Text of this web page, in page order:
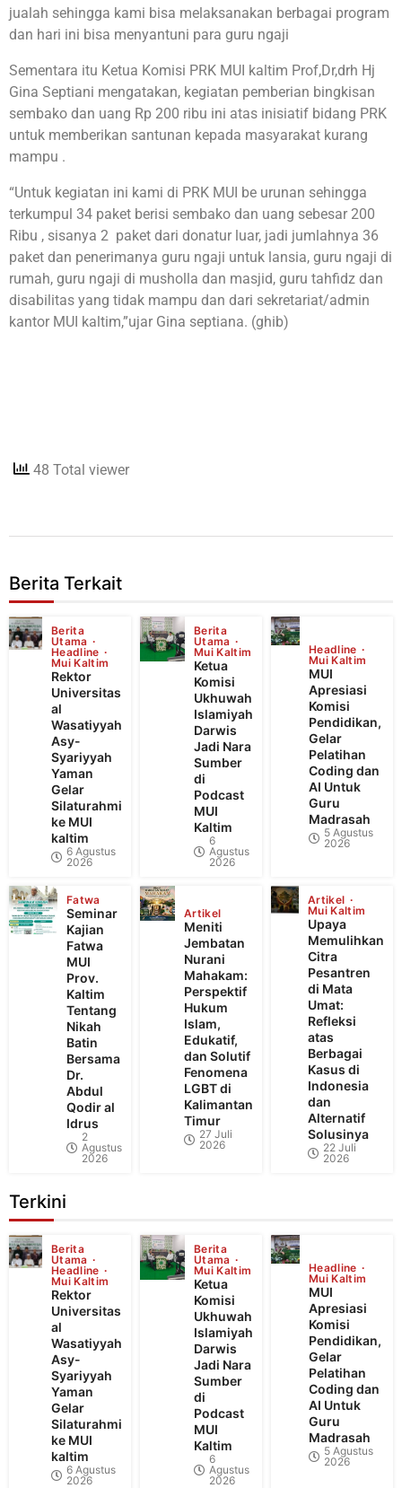
jualah sehingga kami bisa melaksanakan berbagai program
dan hari ini bisa menyantuni para guru ngaji
Sementara itu Ketua Komisi PRK MUI kaltim Prof,Dr,drh Hj
Gina Septiani mengatakan, kegiatan pemberian bingkisan
sembako dan uang Rp 200 ribu ini atas inisiatif bidang PRK
untuk memberikan santunan kepada masyarakat kurang
mampu .
“Untuk kegiatan ini kami di PRK MUI be urunan sehingga
terkumpul 34 paket berisi sembako dan uang sebesar 200
Ribu , sisanya 2 paket dari donatur luar, jadi jumlahnya 36
paket dan penerimanya guru ngaji untuk lansia, guru ngaji di
rumah, guru ngaji di musholla dan masjid, guru tahfidz dan
disabilitas yang tidak mampu dan dari sekretariat/admin
kantor MUI kaltim,”ujar Gina septiana. (ghib)
48 Total viewer
Berita Terkait
Berita
Utama
Headline
Mui Kaltim
Rektor
Universitas
al
Wasatiyyah
Asy-
Syariyyah
Yaman
Gelar
Silaturahmi
ke MUI
kaltim
6 Agustus
2026
Berita
Utama
Mui Kaltim
Ketua
Komisi
Ukhuwah
Islamiyah
Darwis
Jadi Nara
Sumber
di
Podcast
MUI
Kaltim
6
Agustus
2026
Headline
Mui Kaltim
MUI
Apresiasi
Komisi
Pendidikan,
Gelar
Pelatihan
Coding dan
AI Untuk
Guru
Madrasah
5 Agustus
2026
Fatwa
Seminar
Kajian
Fatwa
MUI
Prov.
Kaltim
Tentang
Nikah
Batin
Bersama
Dr.
Abdul
Qodir al
Idrus
2
Agustus
2026
Artikel
Meniti
Jembatan
Nurani
Mahakam:
Perspektif
Hukum
Islam,
Edukatif,
dan Solutif
Fenomena
LGBT di
Kalimantan
Timur
27 Juli
2026
Artikel
Mui Kaltim
Upaya
Memulihkan
Citra
Pesantren
di Mata
Umat:
Refleksi
atas
Berbagai
Kasus di
Indonesia
dan
Alternatif
Solusinya
22 Juli
2026
Terkini
Berita
Utama
Headline
Mui Kaltim
Rektor
Universitas
al
Wasatiyyah
Asy-
Syariyyah
Yaman
Gelar
Silaturahmi
ke MUI
kaltim
6 Agustus
2026
Berita
Utama
Mui Kaltim
Ketua
Komisi
Ukhuwah
Islamiyah
Darwis
Jadi Nara
Sumber
di
Podcast
MUI
Kaltim
6
Agustus
2026
Headline
Mui Kaltim
MUI
Apresiasi
Komisi
Pendidikan,
Gelar
Pelatihan
Coding dan
AI Untuk
Guru
Madrasah
5 Agustus
2026